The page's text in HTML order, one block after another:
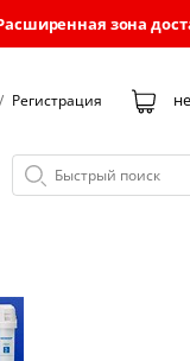
зона
/ Регистрация